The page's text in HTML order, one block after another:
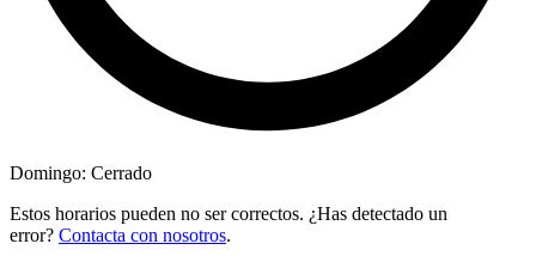
Domingo: Cerrado
Estos horarios pueden no ser correctos. ¿Has detectado un
error? Contacta con nosotros.